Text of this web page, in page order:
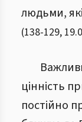
людьми,
(138-129,
цінність
постійно